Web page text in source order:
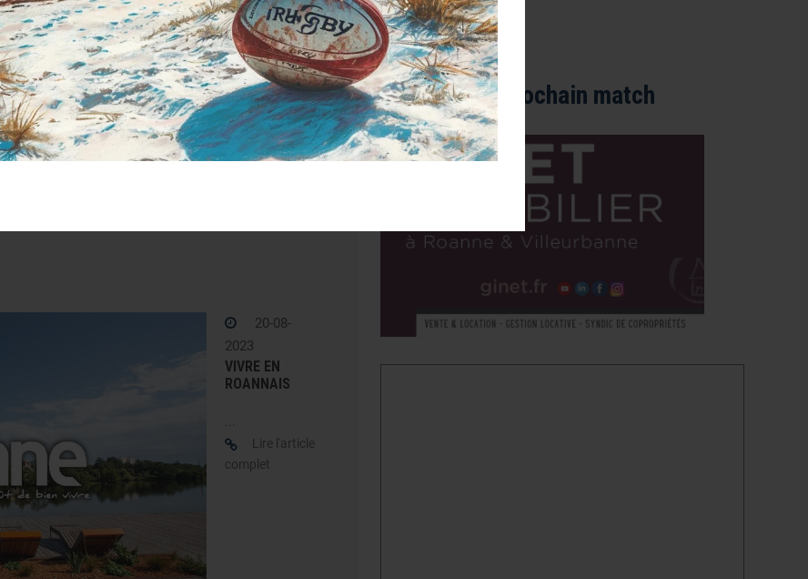
20-08-
2023
VIVRE EN
ROANNAIS
Lire l'article
complet
Parrains du prochain match